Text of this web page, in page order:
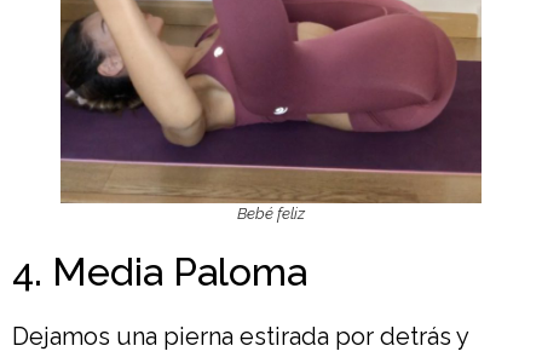
Bebé feliz
4. Media Paloma
Dejamos una pierna estirada por detrás y